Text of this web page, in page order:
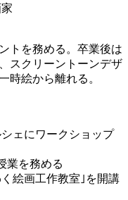
トを務める。卒業後は
スクリーントーンデザ
時絵から離れる。
ェにワークショップ
業を務める
絵画工作教室｣を開講